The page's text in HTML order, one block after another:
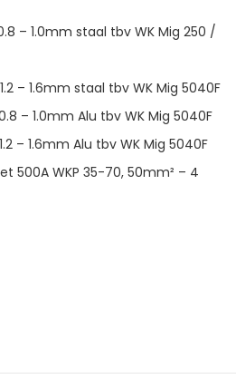
– 1.0mm staal tbv WK Mig 250 /
– 1.6mm staal tbv WK Mig 5040F
– 1.0mm Alu tbv WK Mig 5040F
– 1.6mm Alu tbv WK Mig 5040F
500A WKP 35-70, 50mm² – 4